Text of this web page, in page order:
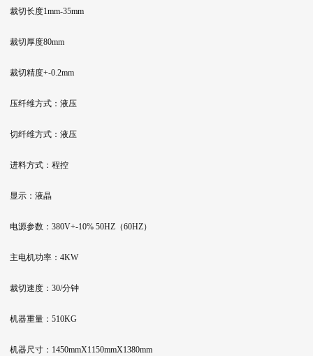
裁切长度1mm-35mm
裁切厚度80mm
裁切精度+-0.2mm
压纤维方式：液压
切纤维方式：液压
进料方式：程控
显示：液晶
电源参数：380V+-10% 50HZ（60HZ）
主电机功率：4KW
裁切速度：30/分钟
机器重量：510KG
机器尺寸：1450mmX1150mmX1380mm